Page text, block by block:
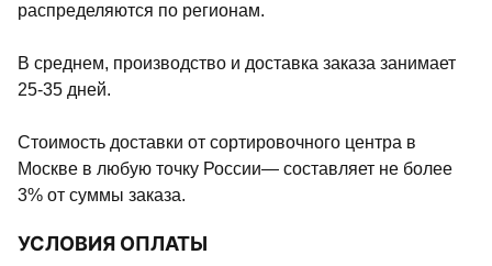
распределяются по регионам.
В среднем, производство и доставка заказа занимает
25-35 дней.
Стоимость доставки от сортировочного центра в
Москве в любую точку России— составляет не более
3% от суммы заказа.
УСЛОВИЯ ОПЛАТЫ